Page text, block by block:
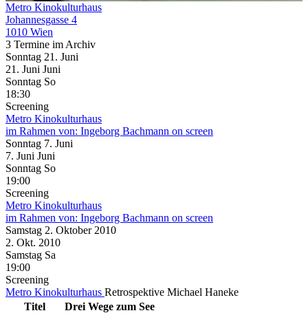
Metro Kinokulturhaus
Johannesgasse 4
1010 Wien
3 Termine im Archiv
Sonntag 21. Juni
21. Juni Juni
Sonntag So
18:30
Screening
Metro Kinokulturhaus
im Rahmen von: Ingeborg Bachmann on screen
Sonntag 7. Juni
7. Juni Juni
Sonntag So
19:00
Screening
Metro Kinokulturhaus
im Rahmen von: Ingeborg Bachmann on screen
Samstag 2. Oktober 2010
2. Okt. 2010
Samstag Sa
19:00
Screening
Metro Kinokulturhaus Retrospektive Michael Haneke
Titel
Drei Wege zum See